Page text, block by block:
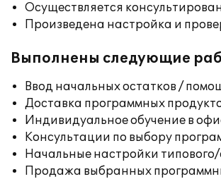
Осуществляется
Произведена настройка и
Выполнены следующие
Ввод начальных остатков /
Доставка программных
Индивидуальное обучение в
Консультации по выбору
Начальные настройки
Продажа выбранных